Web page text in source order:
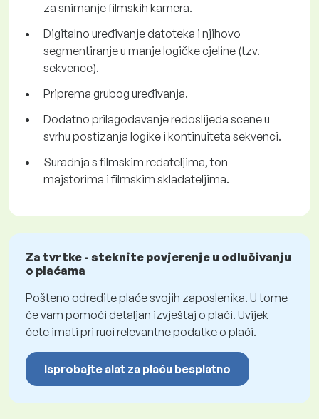
za snimanje filmskih kamera.
Digitalno uređivanje datoteka i njihovo
segmentiranje u manje logičke cjeline (tzv.
sekvence).
Priprema grubog uređivanja.
Dodatno prilagođavanje redoslijeda scene u
svrhu postizanja logike i kontinuiteta sekvenci.
Suradnja s filmskim redateljima, ton
majstorima i filmskim skladateljima.
Za tvrtke - steknite povjerenje u odlučivanju
o plaćama
Pošteno odredite plaće svojih zaposlenika. U tome
će vam pomoći detaljan izvještaj o plaći. Uvijek
ćete imati pri ruci relevantne podatke o plaći.
Isprobajte alat za plaću besplatno